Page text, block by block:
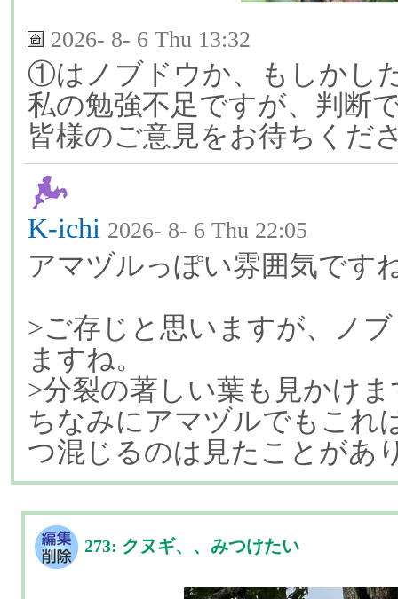
2026- 8- 6 Thu 13:32
①はノブドウか、もしかし
私の勉強不足ですが、判断
皆様のご意見をお待ちくだ
K-ichi 2026- 8- 6 Thu 22:05
アマヅルっぽい雰囲気です
>ご存じと思いますが、ノ
ますね。
>分裂の著しい葉も見かけ
ちなみにアマヅルでもこれ
つ混じるのは見たことがあ
273: クヌギ、、みつけたい